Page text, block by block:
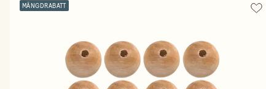
MÄNGDRABATT